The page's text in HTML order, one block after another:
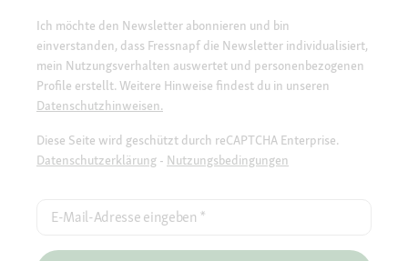
Ich möchte den Newsletter abonnieren und bin
einverstanden, dass Fressnapf die Newsletter individualisiert,
mein Nutzungsverhalten auswertet und personenbezogenen
Profile erstellt. Weitere Hinweise findest du in unseren
Datenschutzhinweisen.
Diese Seite wird geschützt durch reCAPTCHA Enterprise.
Datenschutzerklärung - Nutzungsbedingungen
E-Mail-Adresse eingeben *